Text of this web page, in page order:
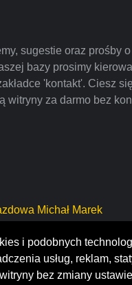
i podobnych
usług, reklam,
bez zmiany
sugestie oraz prośby
bazy prosimy
'kontakt'. Ciesz
witryny za darmo bez
Michał Marek
JOLANTA ŚCIBIOR
Burda
BORKOWSKA